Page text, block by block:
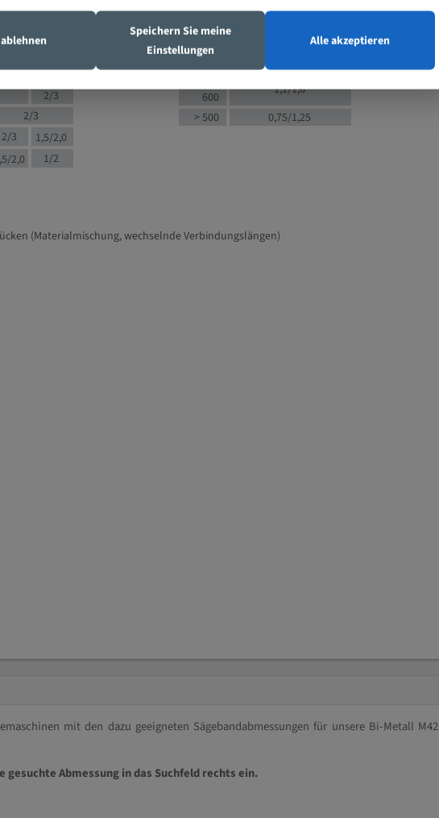
4/5
4/5
2/3
2/3
2/3
1,5/2,0
2,0 1/2
130 -
350
150 -
600
1,1/1,6
> 500
0,75/1,25
(Materialmischung, wechselnde Verbindungslängen)
mit den dazu geeigneten Sägebandabmessungen für unsere Bi-Metall M42
Abmessung in das Suchfeld rechts ein.
Speichern Sie meine
Einstellungen
Alle akzeptieren